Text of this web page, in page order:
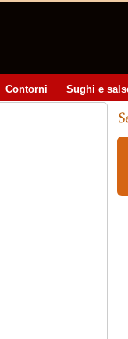
Contorni Sughi e